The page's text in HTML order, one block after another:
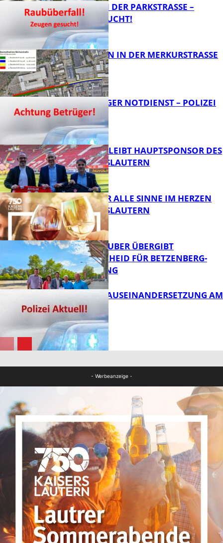
FB News
ÜBERFALL IN DER PARKSTRASSE – Z
EUGEN GESUCHT!
BAUARBEITEN IN DER MERKURSTRASSE
FB News
FRAGWÜRDIGER NOTDIENST – POLIZEI
WARNT
FB News
NOVOLINE BLEIBT HAUPTSPONSOR DES
1. FC KAISERSLAUTERN
FB Kultur
GENÜSSE FÜR ALLE SINNE IM HERZEN
VON KAISERSLAUTERN
MINISTER TEUBER ÜBERGIBT
FÖRDERBESCHEID FÜR BETZENBERG-
ENTWICKLUNG
HANDFESTE AUSEINANDERSETZUNG AM
PFAFFPLATZ
- Werbeanzeige -